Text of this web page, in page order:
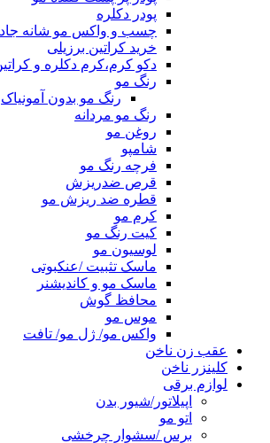
پودر دکلره
چسب و واکس مو شانه
خرید کراتین برزیلی
دکو کرم،کرم دکلره و
رنگ مو
رنگ مو بدون آمونیاک
رنگ مو مردانه
روغن مو
شامپو
فرچه رنگ مو
قرص ضدریزش
قطره ضد ریزش مو
کرم مو
کیت رنگ مو
لوسیون مو
ماسک تثبیت /عنکبوتی
ماسک مو و کاندیشنر
محافظ گوش
موس مو
واکس مو/ ژل مو/ تافت
عقب زن ناخن
کلینزر ناخن
لوازم برقی
اپیلاتور/شیور بدن
اتو مو
برس /سشوار چرخشی